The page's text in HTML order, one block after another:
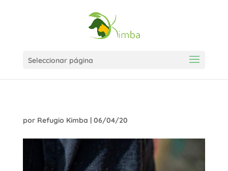
Seleccionar página
por Refugio Kimba | 06/04/20